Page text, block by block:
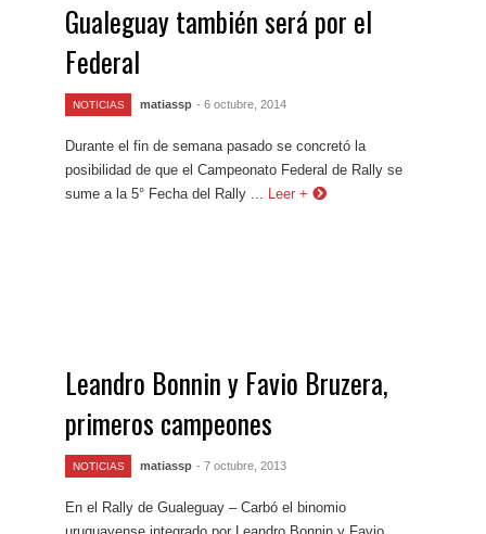
Gualeguay también será por el
Federal
NOTICIAS matiassp - 6 octubre, 2014
Durante el fin de semana pasado se concretó la
posibilidad de que el Campeonato Federal de Rally se
sume a la 5° Fecha del Rally ... Leer +
Leandro Bonnin y Favio Bruzera,
primeros campeones
NOTICIAS matiassp - 7 octubre, 2013
En el Rally de Gualeguay – Carbó el binomio